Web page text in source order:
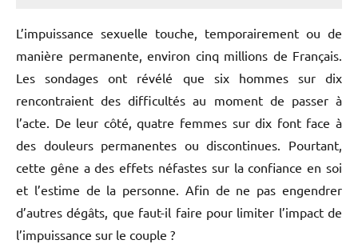
L’impuissance sexuelle touche, temporairement ou de
manière permanente, environ cinq millions de Français.
Les sondages ont révélé que six hommes sur dix
rencontraient des difficultés au moment de passer à
l’acte. De leur côté, quatre femmes sur dix font face à
des douleurs permanentes ou discontinues. Pourtant,
cette gêne a des effets néfastes sur la confiance en soi
et l’estime de la personne. Afin de ne pas engendrer
d’autres dégâts, que faut-il faire pour limiter l’impact de
l’impuissance sur le couple ?